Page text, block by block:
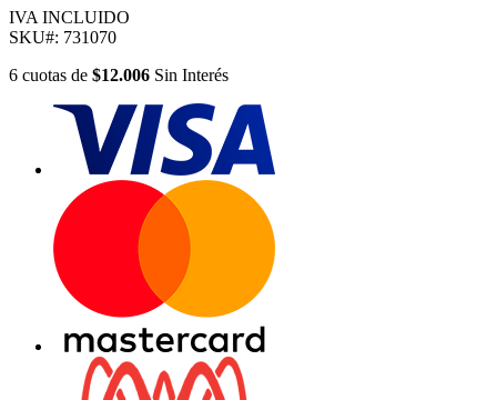
IVA INCLUIDO
SKU#: 731070
6 cuotas de $12.006 Sin Interés